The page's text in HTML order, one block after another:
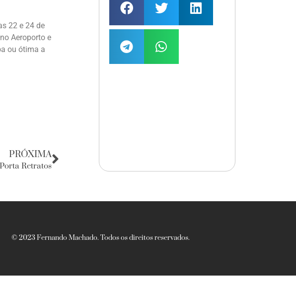
22 e 24 de
Aeroporto e
ou ótima a
PRÓXIMA
Porta Retratos
© 2023 Fernando Machado. Todos os direitos reservados.